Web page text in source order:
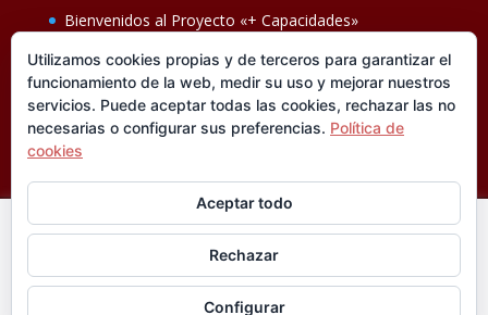
Bienvenidos al Proyecto «+ Capacidades»
Fiesta de fin de curso Los oficios 14 de junio
Ganadores del II Programa educativo Cuídate +
®FUNDACIÓN CISEN. ® Todos los derechos
Política de privacidad I
En esta web utilizamos cookies analíticas, propias y de
terceros, que nos informan sobre sus hábitos de navegación
para mejorar la calidad de nuestros servicios y su experiencia
Utilizamos cookies propias y de terceros para garantizar el
funcionamiento de la web, medir su uso y mejorar nuestros
servicios. Puede aceptar todas las cookies, rechazar las no
necesarias o configurar sus preferencias. Política de
cookies
Aceptar todo
Rechazar
Configurar